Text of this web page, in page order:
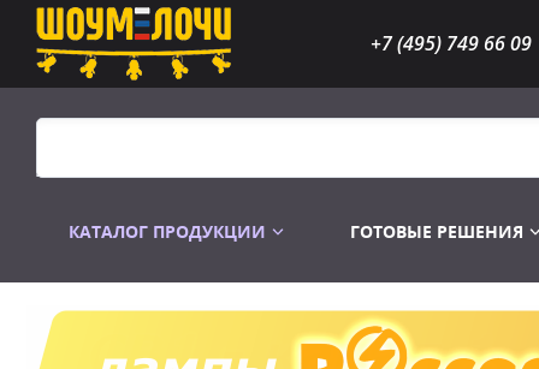
+7 (495) 749 66 09
КАТАЛОГ ПРОДУКЦИИ ГОТОВЫЕ РЕШЕНИЯ